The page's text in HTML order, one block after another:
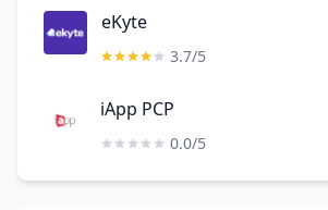
eKyte
3.7/5
iApp PCP
0.0/5